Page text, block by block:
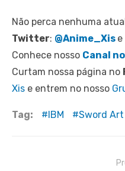
Não perca nenhuma
Twitter: @Anime_Xis e
Conhece nosso Canal
Curtam nossa página no
Xis e entrem no nosso
Tag: IBM Sword